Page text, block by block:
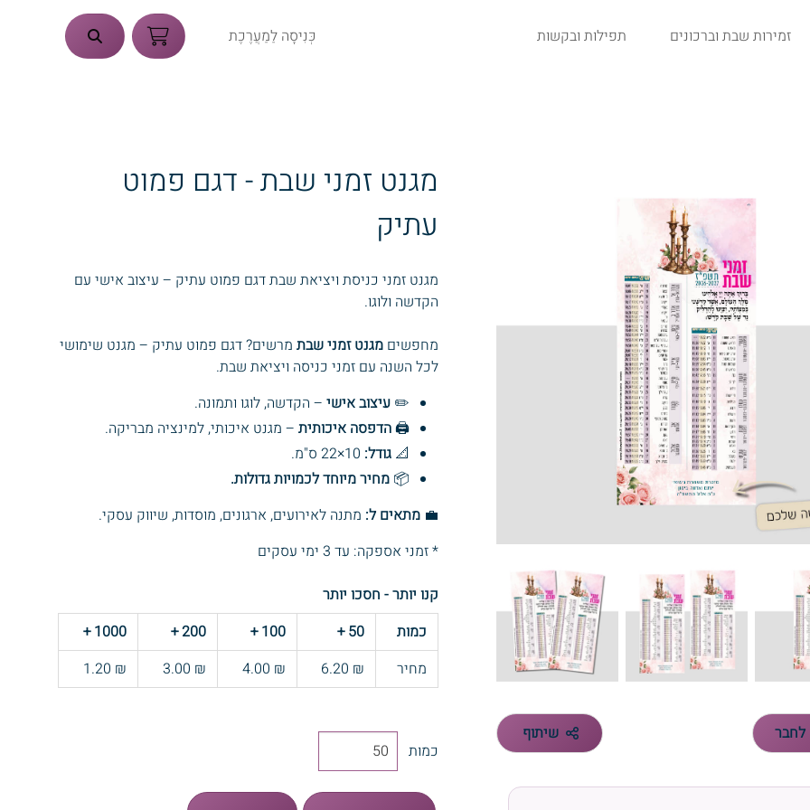
זמירות שבת וברכונים תפילות ובקשות כְּנִיסָה לַמַעֲרֶכֶת
שיתוף
מגנט זמני שבת - דגם פמוט
עתיק
מגנט זמני כניסת ויציאת שבת דגם פמוט עתיק – עיצוב אישי עם
הקדשה ולוגו.
מחפשים מגנט זמני שבת מרשים? דגם פמוט עתיק – מגנט שימושי
לכל השנה עם זמני כניסה ויציאת שבת.
✏️ עיצוב אישי – הקדשה, לוגו ותמונה.
🖨️הדפסה איכותית – מגנט איכותי, למינציה מבריקה.
📐 גודל:
📦 מחיר מיוחד לכמויות גדולות.
💼 מתאים ל: מתנה לאירועים, ארגונים, מוסדות, שיווק עסקי.
* זמני אספקה: עד 3 ימי עסקים
קנו יותר - חסכו יותר
כמות
50
+
100
+
200
+
1000
+
מחיר
₪ 6.20
₪ 4.00
₪ 3.00
₪ 1.20
כמות